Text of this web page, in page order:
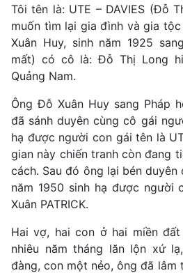
Tôi tên là: UTE – DAVIES (Đỗ
muốn tìm lại gia đình và gia
Xuân Huy, sinh năm 1925
mất) có cô là: Đỗ Thị Long
Quảng Nam.
Ông Đỗ Xuân Huy sang Pháp
đã sánh duyên cùng cô gái
hạ được người con gái tên là
gian này chiến tranh còn đang
cách. Sau đó ông lại bén
năm 1950 sinh hạ được
Xuân PATRICK.
Hai vợ, hai con ở hai miền
nhiêu năm tháng lăn lộn xứ
đàng, con một nẻo, ông đã lâm